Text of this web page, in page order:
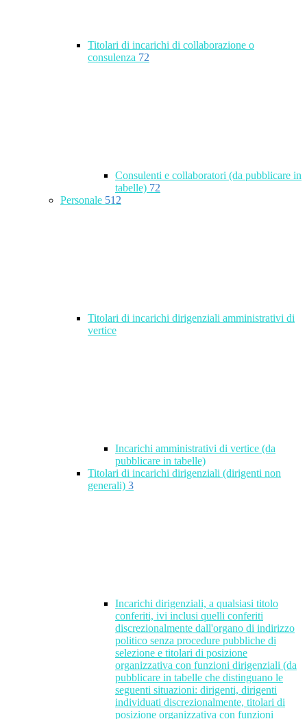
Titolari di incarichi di collaborazione o
consulenza 72
Consulenti e collaboratori (da pubblicare in
tabelle) 72
Personale 512
Titolari di incarichi dirigenziali amministrativi di
vertice
Incarichi amministrativi di vertice (da
pubblicare in tabelle)
Titolari di incarichi dirigenziali (dirigenti non
generali) 3
Incarichi dirigenziali, a qualsiasi titolo
conferiti, ivi inclusi quelli conferiti
discrezionalmente dall'organo di indirizzo
politico senza procedure pubbliche di
selezione e titolari di posizione
organizzativa con funzioni dirigenziali (da
pubblicare in tabelle che distinguano le
seguenti situazioni: dirigenti, dirigenti
individuati discrezionalmente, titolari di
posizione organizzativa con funzioni